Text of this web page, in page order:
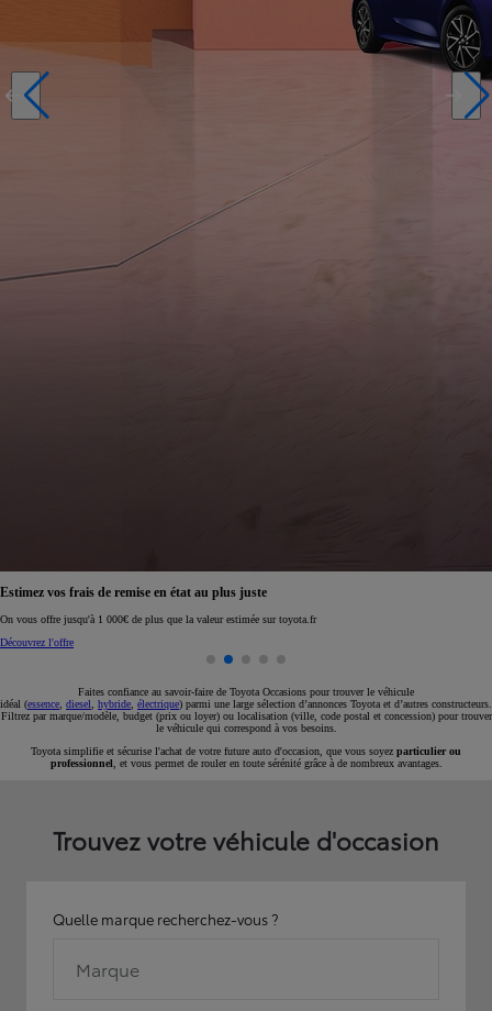
Réservez en ligne votre occasion pour 1€ seulement
Réservez en ligne
Faites confiance au savoir-faire de Toyota Occasions pour trouver le véhicule
idéal (essence diesel hybride électrique) parmi une large sélection d’annonces Toyota et d’autres constructeurs.
Filtrez par marque/modèle, budget (prix ou loyer) ou localisation (ville, code postal et concession) pour trouver
le véhicule qui correspond à vos besoins.
Toyota simplifie et sécurise l'achat de votre future auto d'occasion, que vous soyez particulier ou
professionnel , et vous permet de rouler en toute sérénité grâce à de nombreux avantages.
Trouvez votre véhicule d'occasion
Quelle marque recherchez-vous ?
Marque